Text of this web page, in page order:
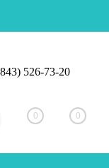
Вход
526-73-20
0 0